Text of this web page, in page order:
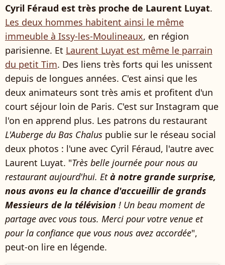
Cyril Féraud est très proche de Laurent Luyat.
Les deux hommes habitent ainsi le même
immeuble à Issy-les-Moulineaux, en région
parisienne. Et Laurent Luyat est même le parrain
du petit Tim. Des liens très forts qui les unissent
depuis de longues années. C'est ainsi que les
deux animateurs sont très amis et profitent d'un
court séjour loin de Paris. C'est sur Instagram que
l'on en apprend plus. Les patrons du restaurant
L'Auberge du Bas Chalus publie sur le réseau social
deux photos : l'une avec Cyril Féraud, l'autre avec
Laurent Luyat. "Très belle journée pour nous au
restaurant aujourd'hui. Età notre grande surprise,
nous avons eu la chance d'accueillir de grands
Messieurs de la télévision ! Un beau moment de
partage avec vous tous. Merci pour votre venue et
pour la confiance que vous nous avez accordée",
peut-on lire en légende.